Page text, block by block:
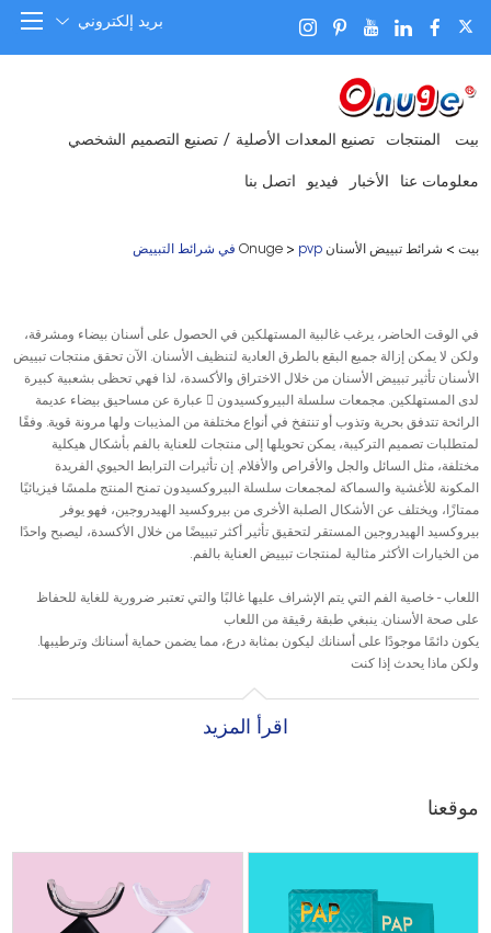
بريد إلكتروني
بيت المنتجات تصنيع المعدات الأصلية / تصنيع التصميم الشخصي
معلومات عنا الأخبار فيديو اتصل بنا
بيت > شرائط تبييض الأسنان Onuge > pvp في شرائط التبييض
في الوقت الحاضر، يرغب غالبية المستهلكين في الحصول على أسنان بيضاء ومشرقة،
ولكن لا يمكن إزالة جميع البقع بالطرق العادية لتنظيف الأسنان. الآن تحقق منتجات تبييض
الأسنان تأثير تبييض الأسنان من خلال الاختراق والأكسدة، لذا فهي تحظى بشعبية كبيرة
لدى المستهلكين. مجمعات سلسلة البيروكسيدون  عبارة عن مساحيق بيضاء عديمة
الرائحة تتدفق بحرية وتذوب أو تنتفخ في أنواع مختلفة من المذيبات ولها مرونة قوية. وفقًا
لمتطلبات تصميم التركيبة، يمكن تحويلها إلى منتجات للعناية بالفم بأشكال هيكلية
مختلفة، مثل السائل والجل والأقراص والأفلام. إن تأثيرات الترابط الحيوي الفريدة
المكونة للأغشية والسماكة لمجمعات سلسلة البيروكسيدون تمنح المنتج ملمسًا فيزيائيًا
ممتازًا، ويختلف عن الأشكال الصلبة الأخرى من بيروكسيد الهيدروجين، فهو يوفر
بيروكسيد الهيدروجين المستقر لتحقيق تأثير أكثر تبييضًا من خلال الأكسدة، ليصبح واحدًا
من الخيارات الأكثر مثالية لمنتجات تبييض العناية بالفم.
اللعاب - خاصية الفم التي يتم الإشراف عليها غالبًا والتي تعتبر ضرورية للغاية للحفاظ
على صحة الأسنان. ينبغي طبقة رقيقة من اللعاب
يكون دائمًا موجودًا على أسنانك ليكون بمثابة درع، مما يضمن حماية أسنانك وترطيبها.
ولكن ماذا يحدث إذا كنت
جردت من لعابك؟ تصاب أسنانك بالجفاف وتنكشف أعصابك، مما يسبب الحساسية.
لاصق موجود في أسنان العلامات التجارية الرائدة
تعريض أعصاب الأسنان للضرر ويسبب لك الألم. غالبًا ما تلوم العلامات التجارية لشرائط
التبييض بيروكسيد الهيدروجين على الحساسية - ولكن إذا
وقد طورت وصمة العار على تبييض الأسنان مما تسبب في حساسية الأسنان. قل لا لـ
اقرأ المزيد
موقعنا